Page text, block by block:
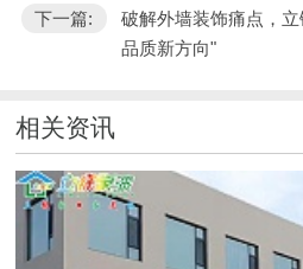
下一篇:
破解外墙装饰痛点，
品质新方向"
相关资讯